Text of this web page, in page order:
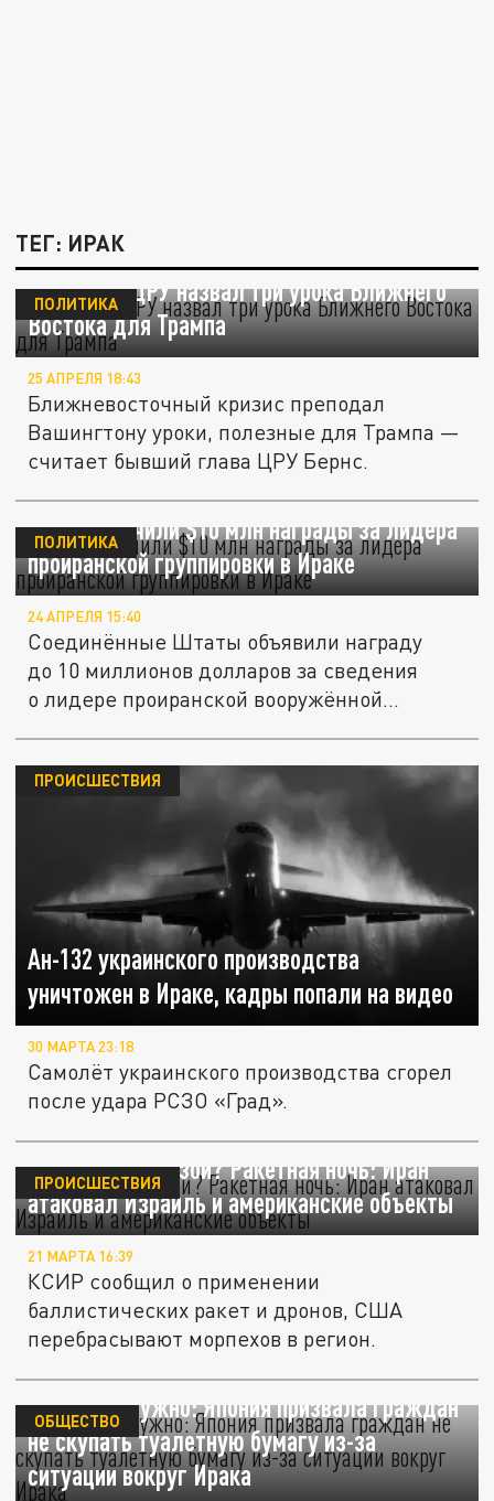
ТЕГ: ИРАК
Экс-глава ЦРУ назвал три урока Ближнего
Востока для Трампа
ПОЛИТИКА
25 АПРЕЛЯ 18:43
Ближневосточный кризис преподал
Вашингтону уроки, полезные для Трампа —
считает бывший глава ЦРУ Бернс.
США назначили $10 млн награды за лидера
проиранской группировки в Ираке
ПОЛИТИКА
24 АПРЕЛЯ 15:40
Соединённые Штаты объявили награду
до 10 миллионов долларов за сведения
о лидере проиранской вооружённой...
Ан-132 украинского производства
уничтожен в Ираке, кадры попали на видео
ПРОИСШЕСТВИЯ
30 МАРТА 23:18
Самолёт украинского производства сгорел
после удара РСЗО «Град».
Ормуз под угрозой? Ракетная ночь: Иран
атаковал Израиль и американские объекты
ПРОИСШЕСТВИЯ
21 МАРТА 16:39
КСИР сообщил о применении
баллистических ракет и дронов, США
перебрасывают морпехов в регион.
Паники не нужно: Япония призвала граждан
не скупать туалетную бумагу из-за
ситуации вокруг Ирака
ОБЩЕСТВО